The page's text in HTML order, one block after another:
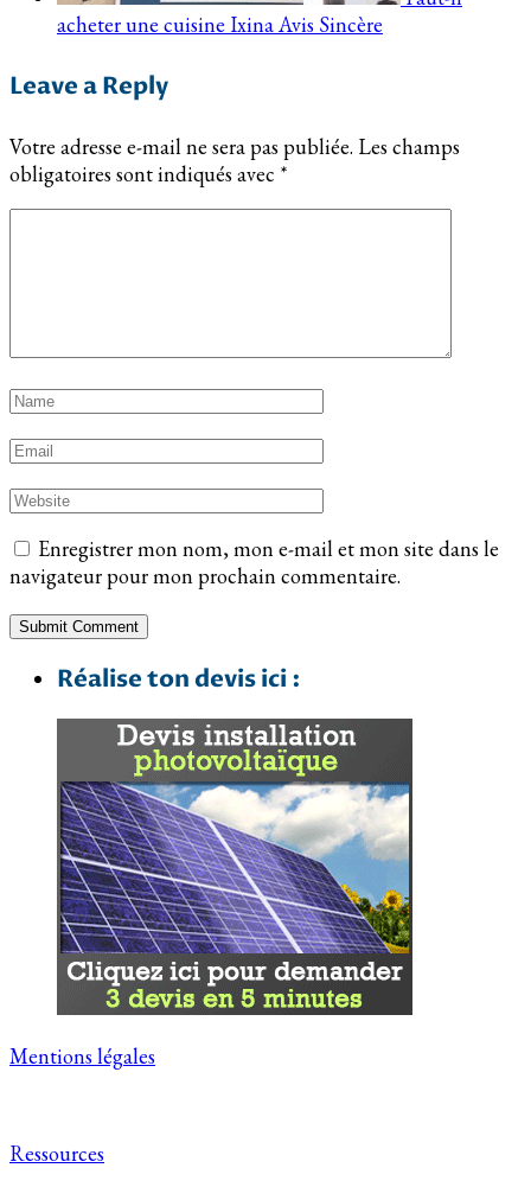
acheter une cuisine Ixina Avis Sincère
Leave a Reply
Votre adresse e-mail ne sera pas publiée. Les champs
obligatoires sont indiqués avec *
Enregistrer mon nom, mon e-mail et mon site dans le
navigateur pour mon prochain commentaire.
Réalise ton devis ici :
Mentions légales
Ressources